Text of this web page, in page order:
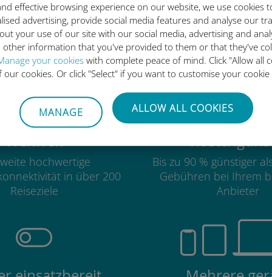
effective browsing experience on our website, we use cookies
advertising, provide social media features and analyse our
your use of our site with our social media, advertising and
other information that you've provided to them or that they've
your cookies with complete peace of mind. Click "Allow all
our cookies. Or click "Select" if you want to customise your
MANAGE ALLOW ALL COOKIES
internationale Ubigi eSIM
Weltweit
hochwertige
in über 200
Reiseziele
Bis zu 90 % günstiger
Gebühren bei Ihrem
Anbieter